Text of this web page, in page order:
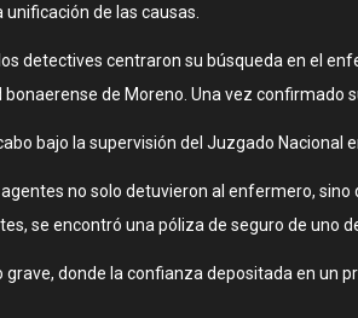
de las causas.
detectives centraron su búsqueda en el
bonaerense de Moreno. Una vez confirmado
bajo la supervisión del Juzgado Nacional
no solo detuvieron al enfermero,
se encontró una póliza de seguro de uno
grave, donde la confianza depositada en un